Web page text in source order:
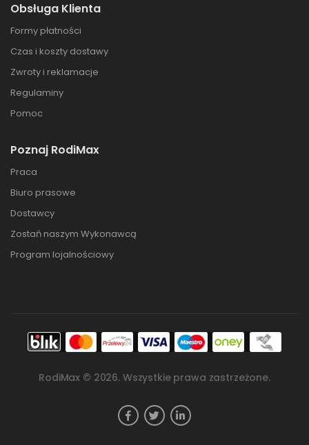
Obsługa Klienta
Formy płatności
Czas i koszty dostawy
Zwroty i reklamacje
Regulaminy
Pomoc
Poznaj RodiMax
Praca
Biuro prasowe
Dostawcy
Zostań naszym Wykonawcą
Program lojalnościowy
RodiMax © 2026. Wszystkie prawa zastrzeżone.